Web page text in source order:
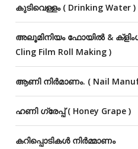
കുടിവെള്ളം ( Drinking Water )
അലൂമിനിയം ഫോയിൽ & ക്ളിംഗ്
Cling Film Roll Making )
ആണി നിർമാണം. ( Nail
ഹണി ഗ്രേപ്പ് ( Honey Grape )
കറിപ്പൊടികൾ നിർമ്മാണം